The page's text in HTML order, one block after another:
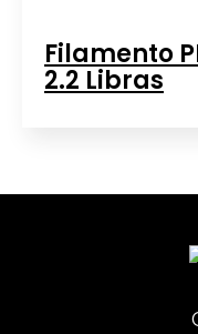
Filamento
2.2 Libras